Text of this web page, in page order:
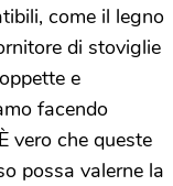
come il legno
di stoviglie
e
facendo
vero che queste
possa valerne la